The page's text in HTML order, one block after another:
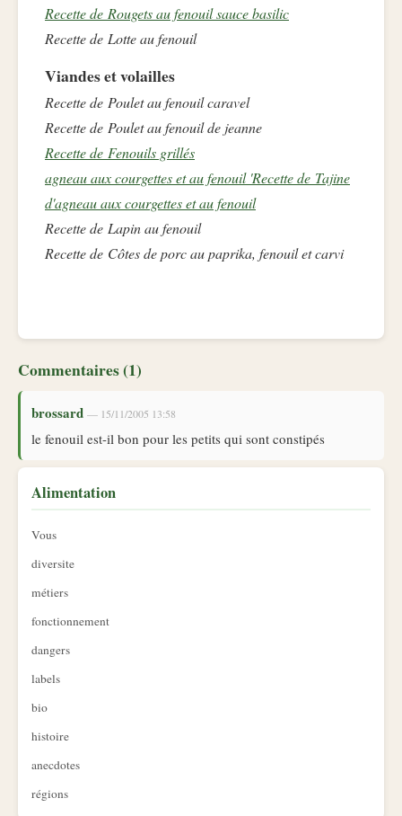
Recette de Rougets au fenouil sauce basilic
Recette de Lotte au fenouil
Viandes et volailles
Recette de Poulet au fenouil caravel
Recette de Poulet au fenouil de jeanne
Recette de Fenouils grillés
agneau aux courgettes et au fenouil 'Recette de Tajine
d'agneau aux courgettes et au fenouil
Recette de Lapin au fenouil
Recette de Côtes de porc au paprika, fenouil et carvi
Commentaires (1)
brossard — 15/11/2005 13:58
le fenouil est-il bon pour les petits qui sont constipés
Alimentation
Vous
diversite
métiers
fonctionnement
dangers
labels
bio
histoire
anecdotes
régions